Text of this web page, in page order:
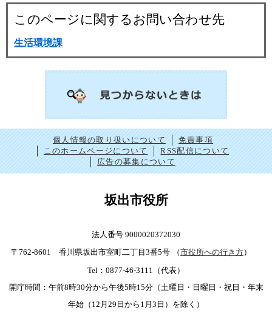
このページに関するお問い合わせ先
生活環境課
個人情報の取り扱いについて
免責事項
このホームページについて
RSS配信について
広告の募集について
坂出市役所
法人番号 9000020372030
〒762-8601 香川県坂出市室町二丁目3番5号
（市役所への行き方）
Tel：0877-46-3111（代表）
開庁時間：午前8時30分から午後5時15分（土曜日・日曜日・祝日・年末
年始（12月29日から1月3日）を除く）